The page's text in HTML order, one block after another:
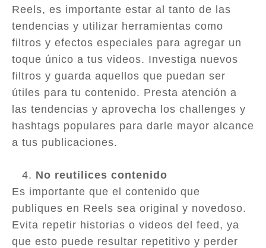
Reels, es importante estar al tanto de las
tendencias y utilizar herramientas como
filtros y efectos especiales para agregar un
toque único a tus videos. Investiga nuevos
filtros y guarda aquellos que puedan ser
útiles para tu contenido. Presta atención a
las tendencias y aprovecha los challenges y
hashtags populares para darle mayor alcance
a tus publicaciones.
No reutilices contenido
Es importante que el contenido que
publiques en Reels sea original y novedoso.
Evita repetir historias o videos del feed, ya
que esto puede resultar repetitivo y perder